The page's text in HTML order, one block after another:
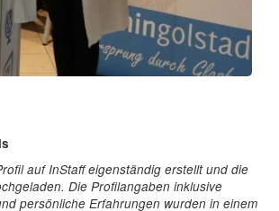
auf InStaff eigenständig erstellt und die
Die Profilangaben inklusive
persönliche Erfahrungen wurden in einem